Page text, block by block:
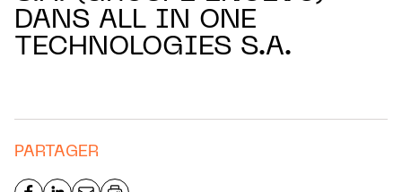
DANS ALL IN ONE
TECHNOLOGIES S.A.
PARTAGER